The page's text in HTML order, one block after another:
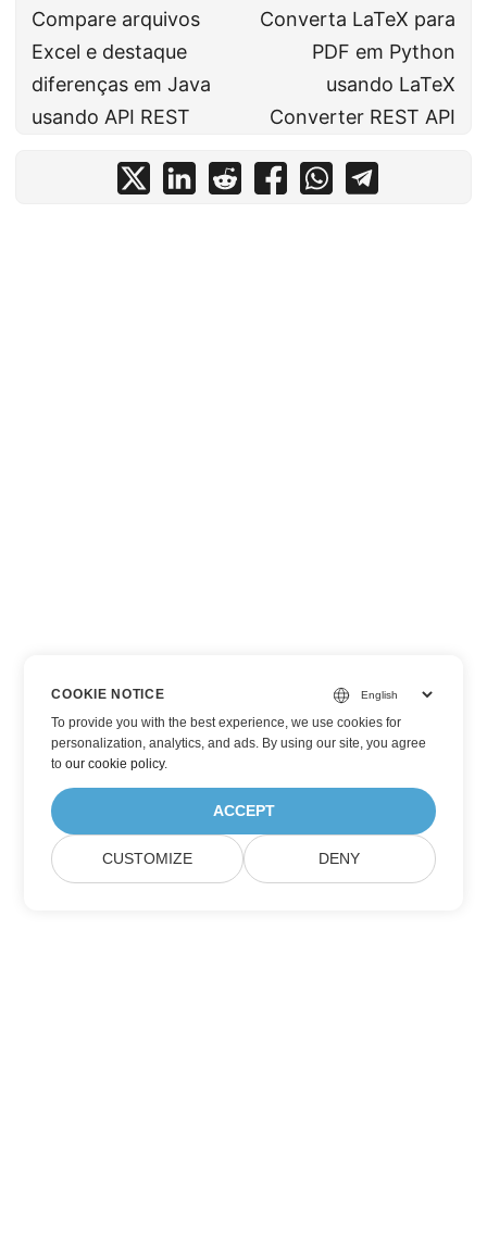
Compare arquivos
Excel e destaque
diferenças em Java
usando API REST
Converta LaTeX para
PDF em Python
usando LaTeX
Converter REST API
COOKIE NOTICE
To provide you with the best experience, we use cookies for
personalization, analytics, and ads. By using our site, you agree
toour cookie policy.
ACCEPT
CUSTOMIZE DENY